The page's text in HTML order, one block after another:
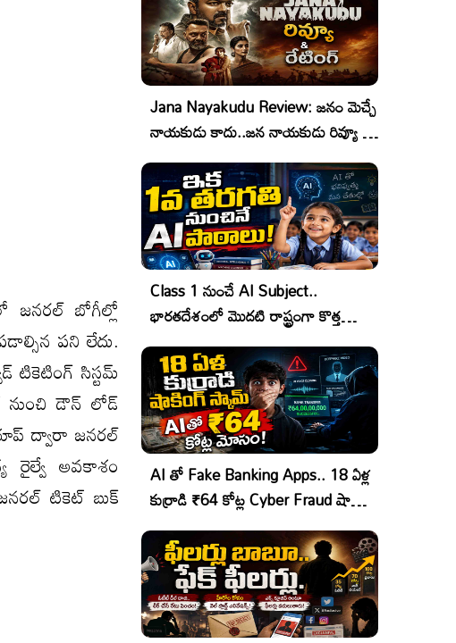
జనరల్ బోగీల్లో
పని లేదు.
టికెటింగ్ సిస్టమ్
నుంచి డౌన్ లోడ్
యాప్ ద్వారా జనరల్
రైల్వే అవకాశం
టికెట్ బుక్
Jana Nayakudu Review: జనం మెచ్చే
నాయకుడు కాదు..జన నాయకుడు రివ్యూ &
రేటింగ్!
Class 1 నుంచే AI Subject..
భారతదేశంలో మొదటి రాష్ట్రంగా కొత్త
చరిత్ర!
AI తో Fake Banking Apps.. 18 ఏళ్ల
కుర్రాడి ₹64 కోట్ల Cyber Fraud షాకింగ్
ఆపరేషన్!